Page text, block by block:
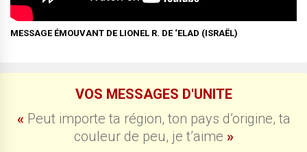
MESSAGE ÉMOUVANT DE LIONEL R. DE ‘ELAD (ISRAËL)
VOS MESSAGES D'UNITE
« Peut importe ta région, ton pays d’origine, ta
couleur de peu, je t’aime »